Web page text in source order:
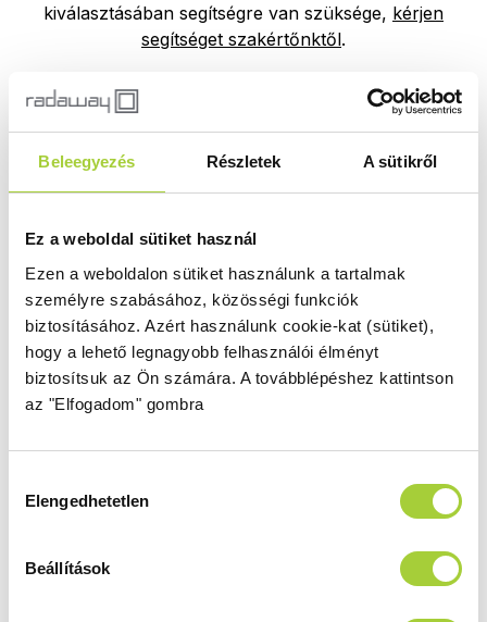
Beleegyezés Részletek A sütikről
Ez a weboldal sütiket használ
Ezen a weboldalon sütiket használunk a tartalmak
személyre szabásához, közösségi funkciók
biztosításához. Azért használunk cookie-kat (sütiket),
hogy a lehető legnagyobb felhasználói élményt
biztosítsuk az Ön számára. A továbblépéshez kattintson
az "Elfogadom" gombra
kiválasztása
Elengedhetetlen
Beállítások
kiválasztásában segítségre van szüksége, kérjen
segítséget szakértőnktől.
Zuhanyajtók
DWS 100 B
2000 mm
Üvegszín
átlátszó
Profilszín
fekete
Termékkód
10078100-54-
01L+10078111-01-01
Bruttó ár
305 000 Ft
Magasság
Üvegszín